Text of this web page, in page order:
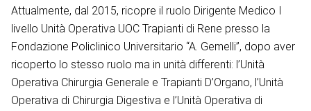
Attualmente, dal 2015, ricopre il ruolo Dirigente Medico I
livello Unità Operativa UOC Trapianti di Rene presso la
Fondazione Policlinico Universitario “A. Gemelli”, dopo aver
ricoperto lo stesso ruolo ma in unità differenti: l’Unità
Operativa Chirurgia Generale e Trapianti D’Organo, l’Unità
Operativa di Chirurgia Digestiva e l’Unità Operativa di